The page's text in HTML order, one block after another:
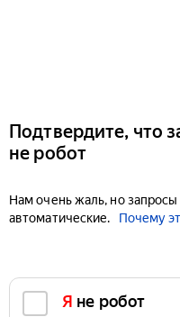
Подтвердите, что
не робот
Нам очень жаль, но
автоматические.
Почему
Я не робот